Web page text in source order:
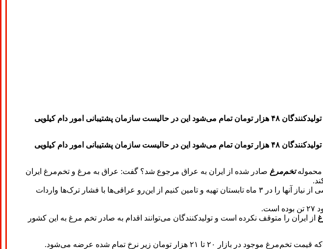
اقتصادسبز آنلاین: رئیس هیات مدیره اتحادیه مرغ تخم‌گذار استان تهران گفت: تولید یک کیلو تخم‌مرغ برای تولیدکنندگان ۴۸ هزار تومان تمام می‌شود این در حالیست سازمان پشتیبانی امور دام کیلویی
اقتصادسبز آنلاین: رئیس هیات مدیره اتحادیه مرغ تخم‌گذار استان تهران گفت: تولید یک کیلو تخم‌مرغ برای تولیدکنندگان ۴۸ هزار تومان تمام می‌شود این در حالیست سازمان پشتیبانی امور دام کیلویی
محمولهتخم‌مرغ صادر شده از ایران به عراق مرجوع شد؟ گفت: عراق به مرغ و تخم‌مرغ ایران
وی ادامه داد: ترکیه همه روزهای سال می‌تواند نیاز عراق را تامین کند این در حالیست که ما می‌توانیم بخشی از نیاز آنها را در ۳ ماه تابستان تهیه و تامین کنیم از این‌رو عراقی‌ها با فشار ترک‌ها واردات
از ایران را متوقف نکرده است و تولیدکنندگان می‌توانند اقدام به صادر تخم مرغ به این کشور
تا ۲۱ هزار تومان زیر نرخ تمام‌ شده عرضه می‌شود.